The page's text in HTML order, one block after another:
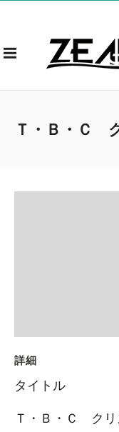
Ｔ・Ｂ・Ｃ
詳細
タイトル
Ｔ・Ｂ・Ｃ クリ